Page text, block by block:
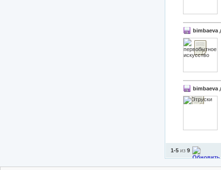
bimbaeva
bimbaeva
1-5 из 9